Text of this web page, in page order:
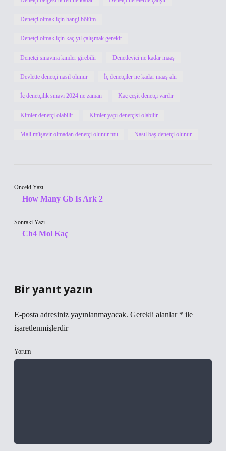
Denetçi olmak için hangi bölüm
Denetçi olmak için kaç yıl çalışmak gerekir
Denetçi sınavına kimler girebilir Denetleyici ne kadar maaş
Devlette denetçi nasıl olunur İç denetçiler ne kadar maaş alır
İç denetçilik sınavı 2024 ne zaman Kaç çeşit denetçi vardır
Kimler denetçi olabilir Kimler yapı denetçisi olabilir
Mali müşavir olmadan denetçi olunur mu Nasıl baş denetçi olunur
Önceki Yazı
How Many Gb Is Ark 2
Sonraki Yazı
Ch4 Mol Kaç
Bir yanıt yazın
E-posta adresiniz yayınlanmayacak. Gerekli alanlar * ile
işaretlenmişlerdir
Yorum